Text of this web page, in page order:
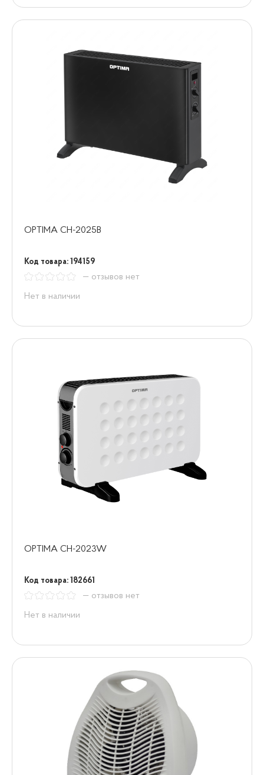
OPTIMA CH-2025B
Код товара: 194159
— отзывов нет
Нет в наличии
OPTIMA CH-2023W
Код товара: 182661
— отзывов нет
Нет в наличии